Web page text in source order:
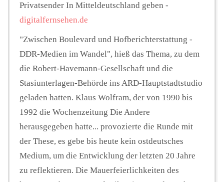
Seminare
Unterstützen
Privatsender In Mitteldeutschland geben -
digitalfernsehen.de
"Zwischen Boulevard und Hofberichterstattung -
DDR-Medien im Wandel", hieß das Thema, zu dem
die Robert-Havemann-Gesellschaft und die
Stasiunterlagen-Behörde ins ARD-Hauptstadtstudio
geladen hatten. Klaus Wolfram, der von 1990 bis
1992 die Wochenzeitung Die Andere
herausgegeben hatte... provozierte die Runde mit
der These, es gebe bis heute kein ostdeutsches
Medium, um die Entwicklung der letzten 20 Jahre
zu reflektieren. Die Mauerfeierlichkeiten des